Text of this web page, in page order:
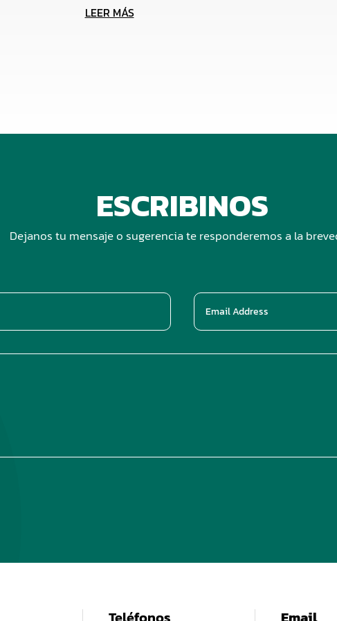
LEER MÁS
ESCRIBINOS
Dejanos tu mensaje o sugerencia te responderemos a la